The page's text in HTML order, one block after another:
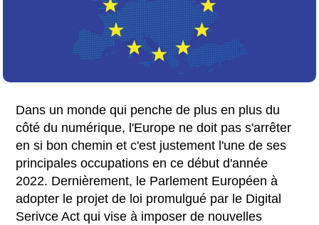
Dans un monde qui penche de plus en plus du
côté du numérique, l'Europe ne doit pas s'arrêter
en si bon chemin et c'est justement l'une de ses
principales occupations en ce début d'année
2022. Dernièrement, le Parlement Européen à
adopter le projet de loi promulgué par le Digital
Serivce Act qui vise à imposer de nouvelles